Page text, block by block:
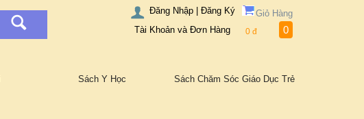
Giỏ Hàng
0đ 0
Đăng Nhập | Đăng Ký
Tài Khoản và Đơn Hàng
Sách Y Học Sách Chăm Sóc Giáo Dục Trẻ